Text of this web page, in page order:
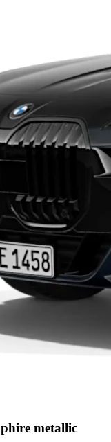
metallic